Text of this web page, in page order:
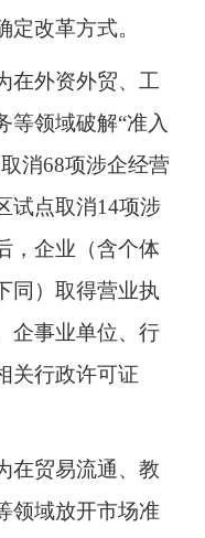
改革方式。
在外资外贸、工
等领域破解“准入
消68项涉企经营
试点取消14项涉
，企业（含个体
同）取得营业执
企事业单位、行
关行政许可证
在贸易流通、教
领域放开市场准